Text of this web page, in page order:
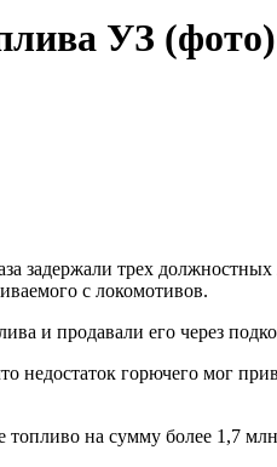
УЗ (фото)
задержали трех
с локомотивов.
и продавали его через
недостаток горючего мог
на сумму более 1,7